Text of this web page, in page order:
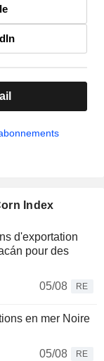
Index
d'exportation
pour des
05/08
RE
en mer Noire
05/08
RE